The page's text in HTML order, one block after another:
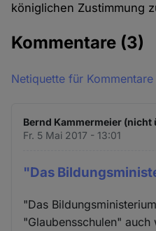
königlichen Zustimmung
Kommentare (3)
Netiquette für Kommentare
Bernd Kammermeier (nicht
Fr. 5 Mai 2017 - 13:01
"Das
"Das
"Glaubensschulen"